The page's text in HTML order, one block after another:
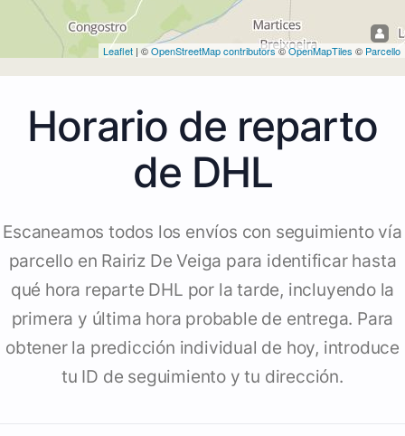
Leaflet | ©OpenStreetMap contributors©OpenMapTiles © Parcello
Horario de reparto
de DHL
Escaneamos todos los envíos con seguimiento vía
parcello en Rairiz De Veiga para identificar hasta
qué hora reparte DHL por la tarde, incluyendo la
primera y última hora probable de entrega. Para
obtener la predicción individual de hoy, introduce
tu ID de seguimiento y tu dirección.